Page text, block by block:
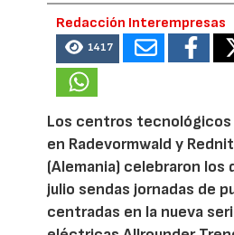
Redacción Interempresas
1417
Los centros tecnológicos
en Radevormwald y
(Alemania) celebraron los
julio sendas jornadas de
centradas en la nueva